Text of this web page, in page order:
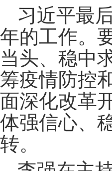
习近平最
年的工作。
当头、稳中
筹疫情防控
面深化改革
体强信心、
转。